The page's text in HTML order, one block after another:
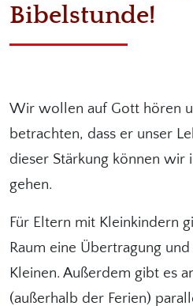
Bibelstunde!
Wir wollen auf Gott hören
betrachten, dass er unser
dieser Stärkung können wir
gehen.
Für Eltern mit Kleinkindern
Raum eine Übertragung
Kleinen. Außerdem gibt es
(außerhalb der Ferien)